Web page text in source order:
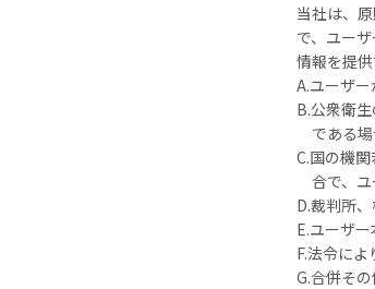
当社は、
で、ユー
情報を提供
A.ユーザ
B.公衆衛
である
C.国の機
合で、
D.裁判所
E.ユーザ
F.法令に
G.合併そ